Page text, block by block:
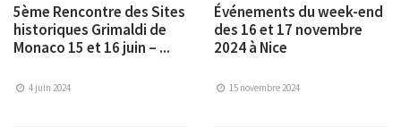
5ème Rencontre des Sites
historiques Grimaldi de
Monaco 15 et 16 juin – ...
4 juin 2024
Événements du week-end
des 16 et 17 novembre
2024 à Nice
15 novembre 2024